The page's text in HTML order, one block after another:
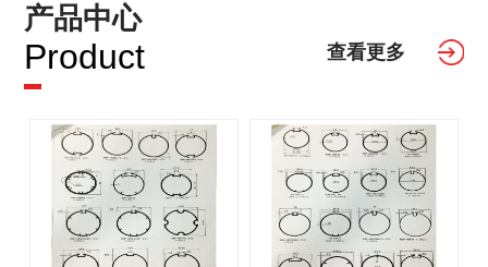
产品中心
Product 查看更多